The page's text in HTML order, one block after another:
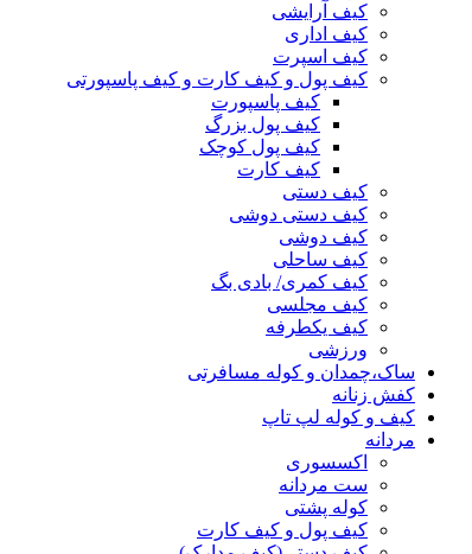
کیف آرایشی
کیف اداری
کیف اسپرت
کیف پول و کیف کارت و کیف پاسپورتی
کیف پاسپورت
کیف پول بزرگ
کیف پول کوچک
کیف کارت
کیف دستی
کیف دستی دوشی
کیف دوشی
کیف ساحلی
کیف کمری/ بادی بگ
کیف مجلسی
کیف یکطرفه
ورزشی
ساک،چمدان و کوله مسافرتی
کفش زنانه
کیف و کوله لپ تاپ
مردانه
اکسسوری
ست مردانه
کوله پشتی
کیف پول و کیف کارت